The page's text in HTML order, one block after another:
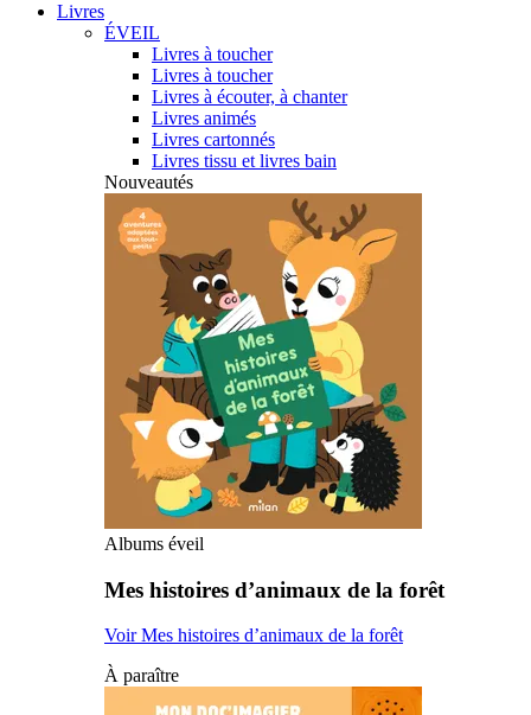
Livres
ÉVEIL
Livres à toucher
Livres à toucher
Livres à écouter, à chanter
Livres animés
Livres cartonnés
Livres tissu et livres bain
Nouveautés
Albums éveil
Mes histoires d’animaux de la forêt
Voir Mes histoires d’animaux de la forêt
À paraître